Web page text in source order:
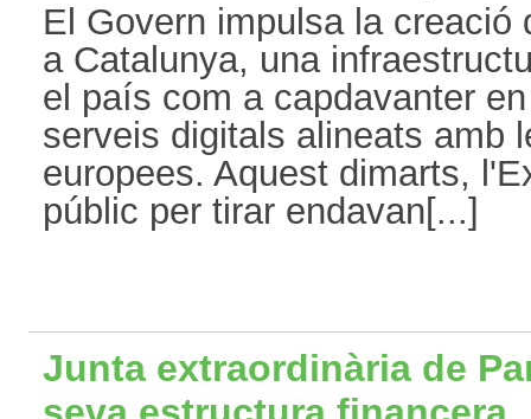
El Govern impulsa la creació
a Catalunya, una
el país com a capdavanter
serveis digitals alineats amb
europees. Aquest dimarts,
públic per tirar endavan[...]
Junta extraordinària de